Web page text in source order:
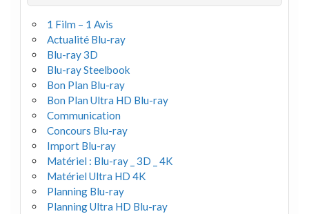
1 Film – 1 Avis
Actualité Blu-ray
Blu-ray 3D
Blu-ray Steelbook
Bon Plan Blu-ray
Bon Plan Ultra HD Blu-ray
Communication
Concours Blu-ray
Import Blu-ray
Matériel : Blu-ray _ 3D _ 4K
Matériel Ultra HD 4K
Planning Blu-ray
Planning Ultra HD Blu-ray